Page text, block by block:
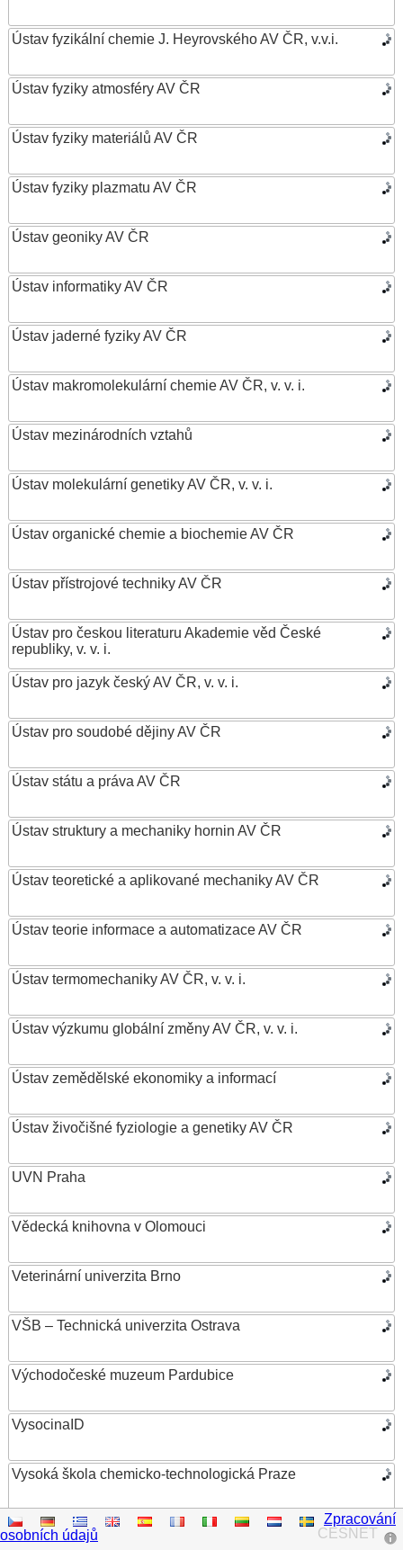
Ústav fyzikální chemie J. Heyrovského AV ČR, v.v.i.
Ústav fyziky atmosféry AV ČR
Ústav fyziky materiálů AV ČR
Ústav fyziky plazmatu AV ČR
Ústav geoniky AV ČR
Ústav informatiky AV ČR
Ústav jaderné fyziky AV ČR
Ústav makromolekulární chemie AV ČR, v. v. i.
Ústav mezinárodních vztahů
Ústav molekulární genetiky AV ČR, v. v. i.
Ústav organické chemie a biochemie AV ČR
Ústav přístrojové techniky AV ČR
Ústav pro českou literaturu Akademie věd České
republiky, v. v. i.
Ústav pro jazyk český AV ČR, v. v. i.
Ústav pro soudobé dějiny AV ČR
Ústav státu a práva AV ČR
Ústav struktury a mechaniky hornin AV ČR
Ústav teoretické a aplikované mechaniky AV ČR
Ústav teorie informace a automatizace AV ČR
Ústav termomechaniky AV ČR, v. v. i.
Ústav výzkumu globální změny AV ČR, v. v. i.
Ústav zemědělské ekonomiky a informací
Ústav živočišné fyziologie a genetiky AV ČR
UVN Praha
Vědecká knihovna v Olomouci
Veterinární univerzita Brno
VŠB – Technická univerzita Ostrava
Východočeské muzeum Pardubice
VysocinaID
Vysoká škola chemicko-technologická Praze
Vysoká škola ekonomická v Praze
CESNET
Zpracování
osobních údajů